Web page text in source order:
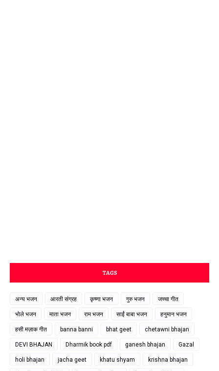
TAGS
अन्य भजन आरती संग्रह कृष्णा भजन गुरु भजन जच्चा गीत
भोले भजन माता भजन राम भजन साईं बाबा भजन हनुमान भजन
हसी मज़ाक गीत banna banni bhat geet chetawni bhajan
DEVI BHAJAN Dharmik book pdf ganesh bhajan Gazal
holi bhajan jacha geet khatu shyam krishna bhajan